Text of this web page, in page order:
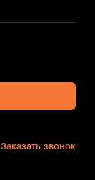
Заказать звонок